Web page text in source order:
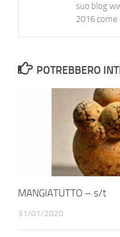
suo blog
2016 come
POTREBBERO
MANGIATUTTO – s/t
31/01/2020